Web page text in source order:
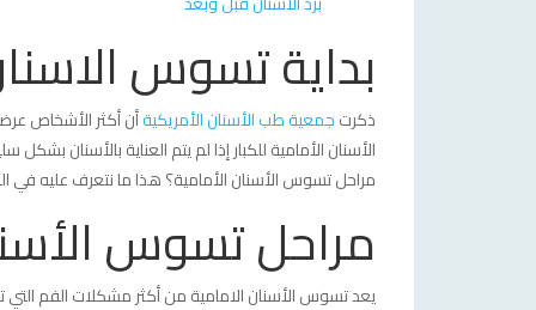
بداية تسوس
ذكرتجمعية طب الأسنان الأمريكيةأن أكثر الأشخاص
الأسنان الأمامية للكبار إذا لم يتم العناية بالأسنان
مراحل تسوس الأسنان الأمامية؟ هذا ما نتعرف عليه في
مراحل تسوس
يعد تسوس الأسنان الامامية من أكثر مشكلات الفم التي